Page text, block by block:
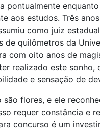
pontualmente
aos estudos. Três
como juiz
de quilômetros da
com oito anos de
realizado este sonho,
e sensação de
são flores, e ele
requer constância e
concurso é um